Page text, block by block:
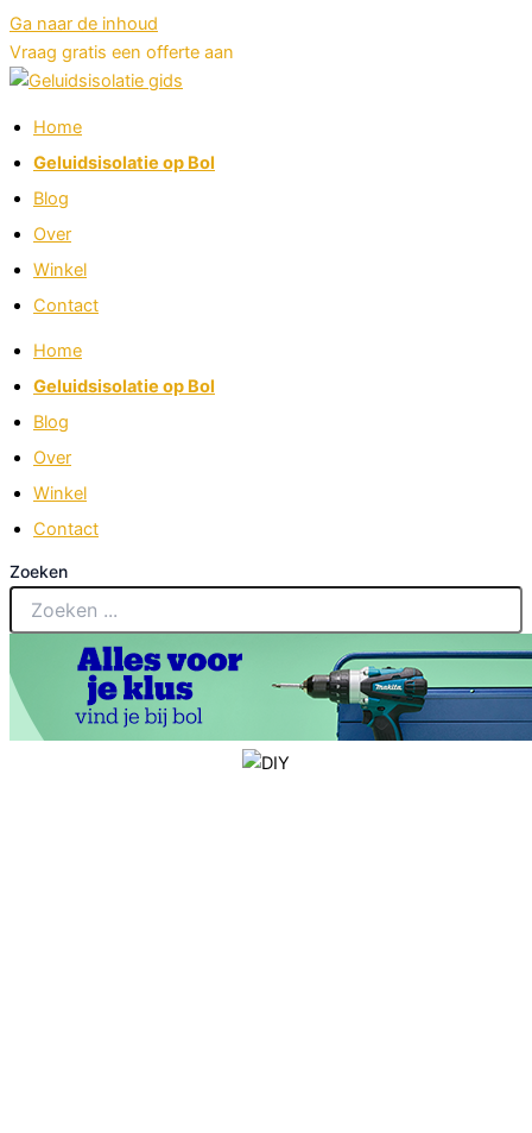
Ga naar de inhoud
Vraag gratis een offerte aan
Home
Geluidsisolatie op Bol
Blog
Over
Winkel
Contact
Home
Geluidsisolatie op Bol
Blog
Over
Winkel
Contact
Zoeken